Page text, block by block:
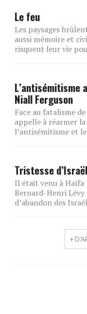
Le feu
Les paysages
aussi mémoire et
risquent leur vie
L’antisémitisme
Niall Ferguson
Face au fatalisme
appelle à réarmer
l’antisémitisme et
Tristesse d’Israël
Il était venu à Haïfa
Bernard-Henri
d’abandon des
+